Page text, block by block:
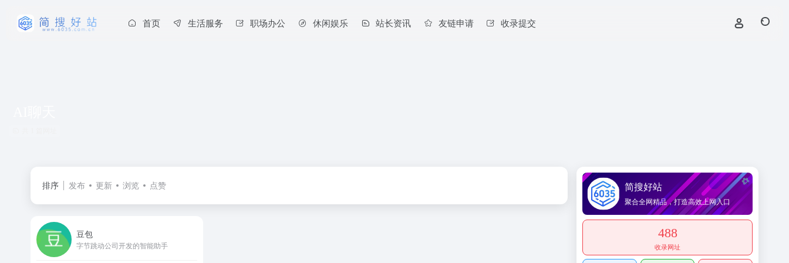
首页 生活服务 职场办公 休闲娱乐 站长资讯 友链申请 收录提交
排序 发布 更新 浏览 点赞
豆包
字节跳动公司开发的智能助手
简搜好站
聚合全网精品，打造高效上网入口
488
收录网址